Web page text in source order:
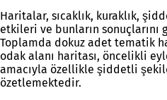
Haritalar, sıcaklık, kuraklık,
etkileri ve bunların
Toplamda dokuz adet tematik
odak alanı haritası, öncelikli
amacıyla özellikle şiddetli
özetlemektedir.